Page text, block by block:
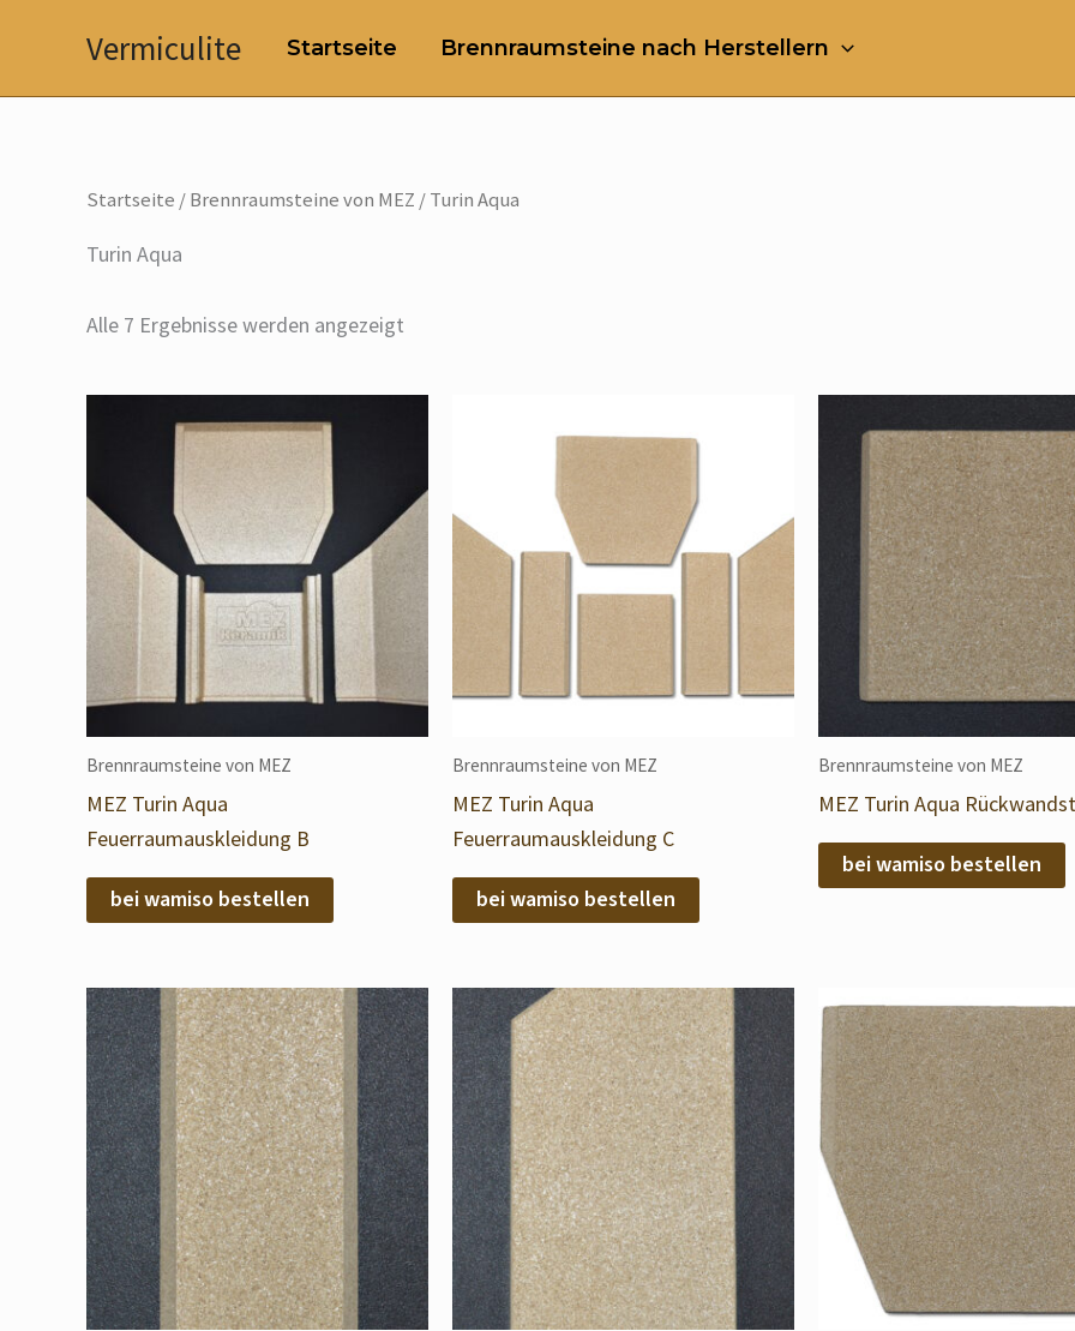
Vermiculite Startseite Brennraumsteine nach Herstellern
Startseite /Brennraumsteine von MEZ / Turin Aqua
Turin Aqua
Alle 7 Ergebnisse werden angezeigt
Brennraumsteine von MEZ
MEZ Turin Aqua
Feuerraumauskleidung B
bei wamiso bestellen
Brennraumsteine von MEZ
MEZ Turin Aqua
Feuerraumauskleidung C
bei wamiso bestellen
Brennraumsteine von MEZ
MEZ Turin Aqua
bei wamiso bestellen